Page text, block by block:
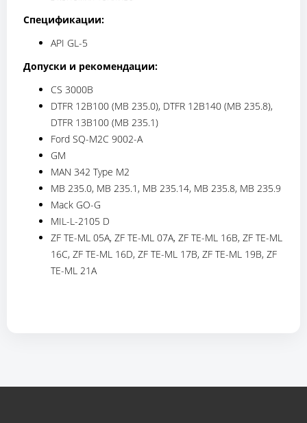
Спецификации:
API GL-5
Допуски и рекомендации:
CS 3000B
DTFR 12B100 (MB 235.0), DTFR 12B140 (MB 235.8),
DTFR 13B100 (MB 235.1)
Ford SQ-M2C 9002-A
GM
MAN 342 Type M2
MB 235.0, MB 235.1, MB 235.14, MB 235.8, MB 235.9
Mack GO-G
MIL-L-2105 D
ZF TE-ML 05A, ZF TE-ML 07A, ZF TE-ML 16B, ZF TE-ML
16C, ZF TE-ML 16D, ZF TE-ML 17B, ZF TE-ML 19B, ZF
TE-ML 21A